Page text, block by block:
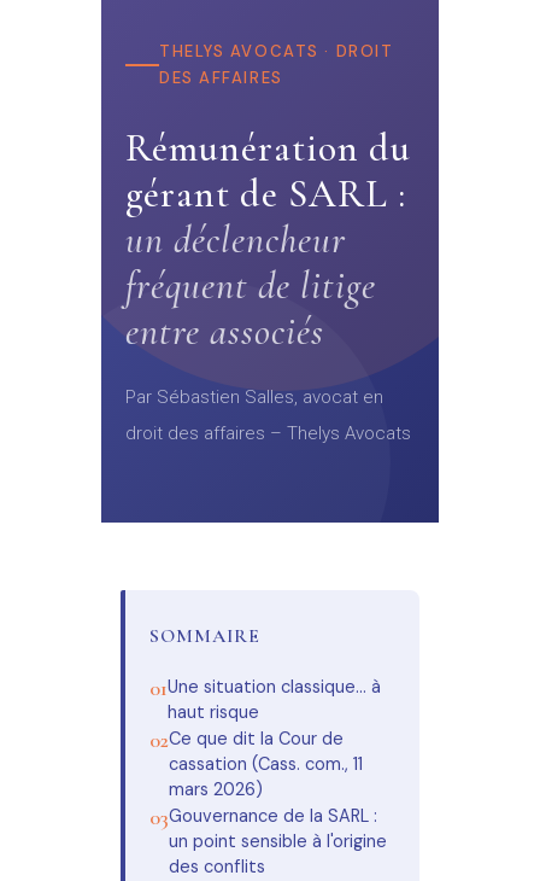
THELYS AVOCATS · DROIT
DES AFFAIRES
Rémunération du
gérant de SARL :
un déclencheur
fréquent de litige
entre associés
Par Sébastien Salles, avocat en
droit des affaires – Thelys Avocats
SOMMAIRE
Une situation classique… à
haut risque
Ce que dit la Cour de
cassation (Cass. com., 11
mars 2026)
Gouvernance de la SARL :
un point sensible à l'origine
des conflits